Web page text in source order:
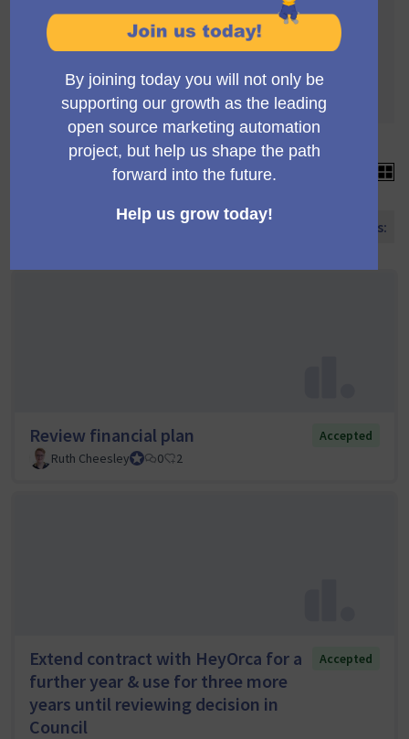
La selecció de propostes es regeix per les
següents normes:
Per ser validades, les propostes han d'arribar a
un mínim de 4 suports
Cada proposta pot acumular més de 4 suports
Ordenar propostes:
Review financial plan
Accepted
Ruth CheesleyMautic Project Lead
0 2
Extend contract with HeyOrca for a
further year & use for three more
years until reviewing decision in
Council
Accepted